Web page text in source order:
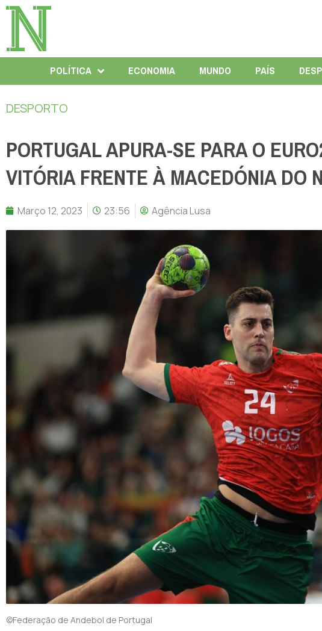
POLÍTICA ECONOMIA MUNDO PAÍS
DESPORTO
PORTUGAL APURA-SE PARA O
VITÓRIA FRENTE À MACEDÓNIA DO
Março 12, 2023 23:56 Agência Lusa
©Federação de Andebol de Portugal